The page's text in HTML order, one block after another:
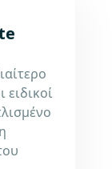
ειδικοί